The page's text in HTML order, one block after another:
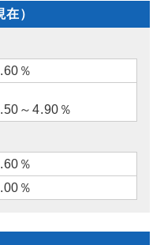
）
％
～4.90％
％
％